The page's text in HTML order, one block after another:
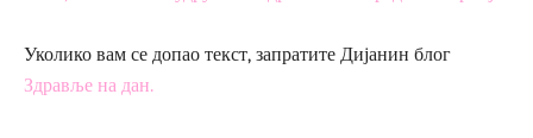
Уколико вам се допао текст, запратите Дијанин блог
Здравље на дан.